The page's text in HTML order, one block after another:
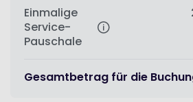
Einmalige
Service-
Pauschale
Gesamtbetrag für die